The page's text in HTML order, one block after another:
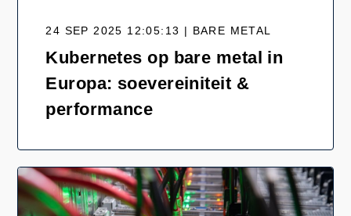
24 SEP 2025 12:05:13 | BARE METAL
Kubernetes op bare metal in
Europa: soevereiniteit &
performance